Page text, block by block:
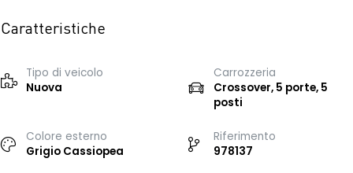
Caratteristiche
Tipo di veicolo
Nuova
Carrozzeria
Crossover, 5 porte, 5
posti
Colore esterno
Grigio Cassiopea
Riferimento
978137